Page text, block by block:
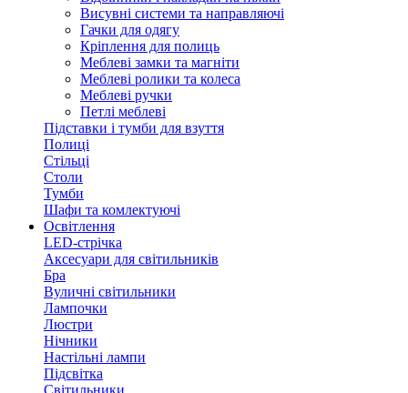
Висувні системи та направляючі
Гачки для одягу
Кріплення для полиць
Меблеві замки та магніти
Меблеві ролики та колеса
Меблеві ручки
Петлі меблеві
Підставки і тумби для взуття
Полиці
Стільці
Столи
Тумби
Шафи та комлектуючі
Освітлення
LED-стрічка
Аксесуари для світильників
Бра
Вуличні світильники
Лампочки
Люстри
Нічники
Настільні лампи
Підсвітка
Світильники